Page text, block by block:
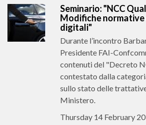
Seminario: "NCC
Modifiche
digitali"
Durante l’incontro
Presidente FAI-
contenuti del "Decreto
contestato dalla
sullo stato delle
Ministero.
Thursday 14 February